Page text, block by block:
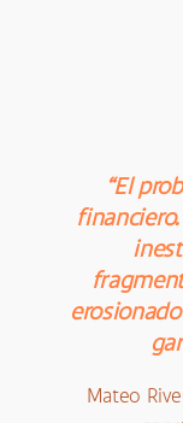
“El
Mateo